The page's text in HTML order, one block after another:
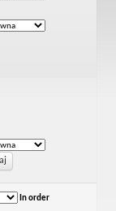
In order